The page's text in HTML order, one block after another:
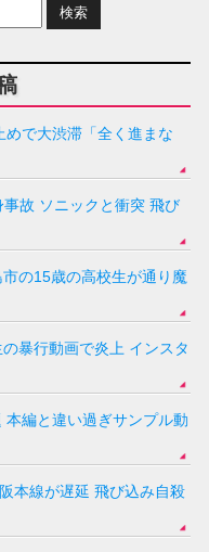
で大渋滞「全く進まな
故 ソニックと衝突 飛び
の15歳の高校生が通り魔
暴行動画で炎上 インスタ
編と違い過ぎサンプル動
本線が遅延 飛び込み自殺